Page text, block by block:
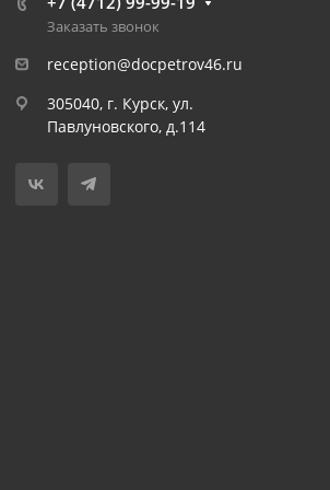
Заказать звонок
reception@docpetrov46.ru
305040, г. Курск, ул.
Павлуновского, д.114